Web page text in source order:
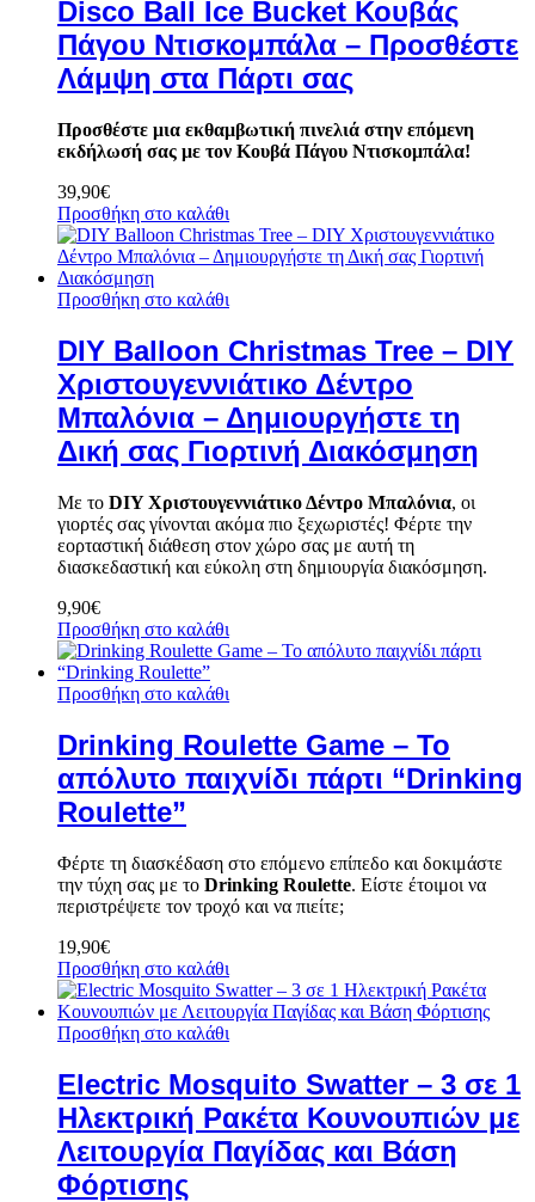
Disco Ball Ice Bucket Κουβάς
Πάγου Ντισκομπάλα – Προσθέστε
Λάμψη στα Πάρτι σας
Προσθέστε μια εκθαμβωτική πινελιά στην επόμενη
εκδήλωσή σας με τον Κουβά Πάγου Ντισκομπάλα!
39,90€
Προσθήκη στο καλάθι
Προσθήκη στο καλάθι
DIY Balloon Christmas Tree – DIY
Χριστουγεννιάτικο Δέντρο
Μπαλόνια – Δημιουργήστε τη
Δική σας Γιορτινή Διακόσμηση
Με το DIY Χριστουγεννιάτικο Δέντρο Μπαλόνια, οι
γιορτές σας γίνονται ακόμα πιο ξεχωριστές! Φέρτε την
εορταστική διάθεση στον χώρο σας με αυτή τη
διασκεδαστική και εύκολη στη δημιουργία διακόσμηση.
9,90€
Προσθήκη στο καλάθι
Προσθήκη στο καλάθι
Drinking Roulette Game – Το
απόλυτο παιχνίδι πάρτι “Drinking
Roulette”
Φέρτε τη διασκέδαση στο επόμενο επίπεδο και δοκιμάστε
την τύχη σας με το Drinking Roulette. Είστε έτοιμοι να
περιστρέψετε τον τροχό και να πιείτε;
19,90€
Προσθήκη στο καλάθι
Προσθήκη στο καλάθι
Electric Mosquito Swatter – 3 σε 1
Ηλεκτρική Ρακέτα Κουνουπιών με
Λειτουργία Παγίδας και Βάση
Φόρτισης